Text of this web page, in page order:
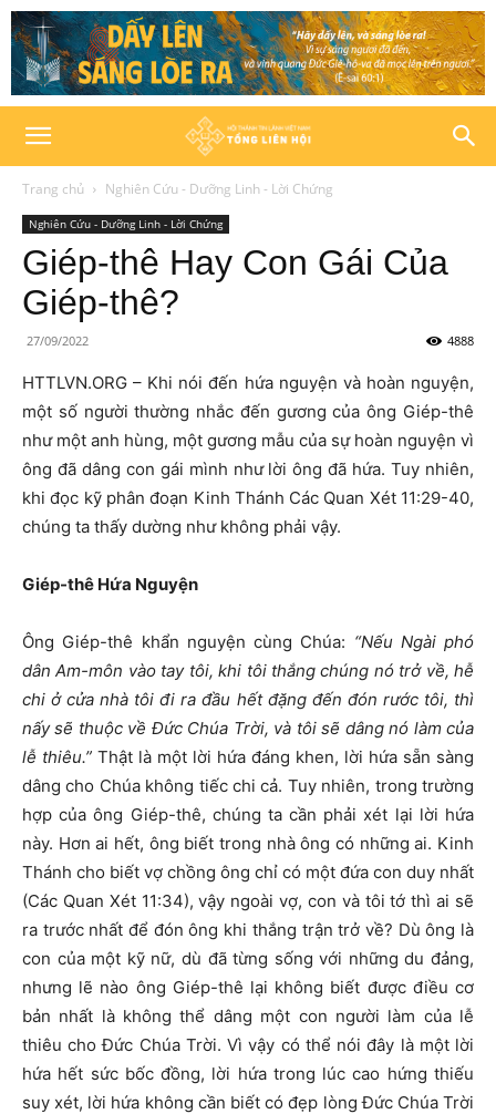
Trang chủ Nghiên Cứu - Dưỡng Linh - Lời Chứng
Nghiên Cứu - Dưỡng Linh - Lời Chứng
Giép-thê Hay Con Gái Của
Giép-thê?
27/09/2022 4888
HTTLVN.ORG – Khi nói đến hứa nguyện và hoàn nguyện,
một số người thường nhắc đến gương của ông Giép-thê
như một anh hùng, một gương mẫu của sự hoàn nguyện vì
ông đã dâng con gái mình như lời ông đã hứa. Tuy nhiên,
khi đọc kỹ phân đoạn Kinh Thánh Các Quan Xét 11:29-40,
chúng ta thấy dường như không phải vậy.
Giép-thê Hứa Nguyện
Ông Giép-thê khẩn nguyện cùng Chúa: “Nếu Ngài phó
dân Am-môn vào tay tôi, khi tôi thắng chúng nó trở về, hễ
chi ở cửa nhà tôi đi ra đầu hết đặng đến đón rước tôi, thì
nấy sẽ thuộc về Đức Chúa Trời, và tôi sẽ dâng nó làm của
lễ thiêu.” Thật là một lời hứa đáng khen, lời hứa sẵn sàng
dâng cho Chúa không tiếc chi cả. Tuy nhiên, trong trường
hợp của ông Giép-thê, chúng ta cần phải xét lại lời hứa
này. Hơn ai hết, ông biết trong nhà ông có những ai. Kinh
Thánh cho biết vợ chồng ông chỉ có một đứa con duy nhất
(Các Quan Xét 11:34), vậy ngoài vợ, con và tôi tớ thì ai sẽ
ra trước nhất để đón ông khi thắng trận trở về? Dù ông là
con của một kỹ nữ, dù đã từng sống với những du đảng,
nhưng lẽ nào ông Giép-thê lại không biết được điều cơ
bản nhất là không thể dâng một con người làm của lễ
thiêu cho Đức Chúa Trời. Vì vậy có thể nói đây là một lời
hứa hết sức bốc đồng, lời hứa trong lúc cao hứng thiếu
suy xét, lời hứa không cần biết có đẹp lòng Đức Chúa Trời